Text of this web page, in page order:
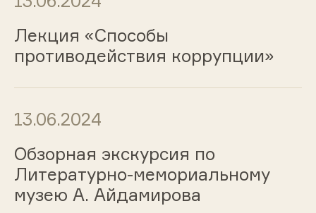
Лекция «Способы
противодействия коррупции»
13.06.2024
Обзорная экскурсия по
Литературно-мемориальному
музею А. Айдамирова